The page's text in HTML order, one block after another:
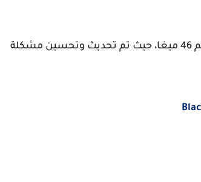
هذا هو أحدث إصدار من تطبيق BLACKTV بتاريخ 8 ماي 2023، وبحجم 46 ميغا، حيث تم تحديث وتحسين مشكلة